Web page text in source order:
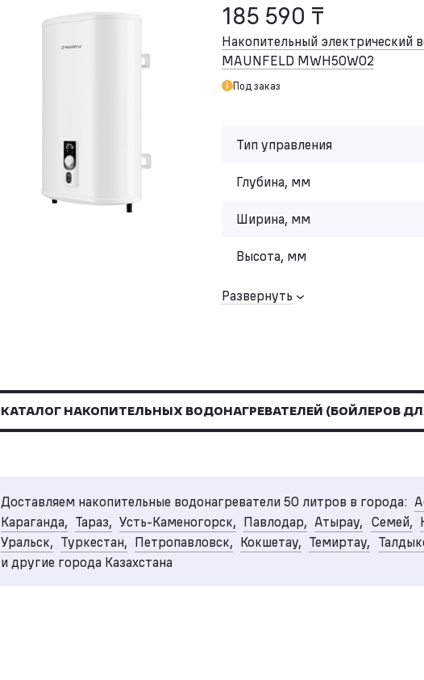
185 590 ₸
Накопительный электрический
MAUNFELD MWH50W02
Под заказ
Тип управления
Глубина, мм
Ширина, мм
Высота, мм
Развернуть
КАТАЛОГ НАКОПИТЕЛЬНЫХ ВОДОНАГРЕВАТЕЛЕЙ (БОЙЛЕРОВ
Доставляем накопительные водонагреватели 50 литров в города:
Караганда, Тараз, Усть-Каменогорск, Павлодар, Атырау, Семей,
Уральск, Туркестан, Петропавловск, Кокшетау, Темиртау,
и другие города Казахстана